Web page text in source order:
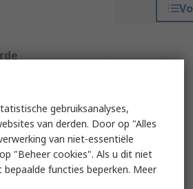
gebruiksanalyses,
van derden. Door op "Alles
van niet-essentiële
"Beheer cookies". Als u dit niet
functies beperken. Meer